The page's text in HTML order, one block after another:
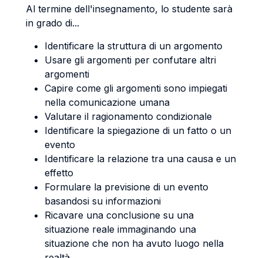
Al termine dell'insegnamento, lo studente sarà
in grado di...
Identificare la struttura di un argomento
Usare gli argomenti per confutare altri
argomenti
Capire come gli argomenti sono impiegati
nella comunicazione umana
Valutare il ragionamento condizionale
Identificare la spiegazione di un fatto o un
evento
Identificare la relazione tra una causa e un
effetto
Formulare la previsione di un evento
basandosi su informazioni
Ricavare una conclusione su una
situazione reale immaginando una
situazione che non ha avuto luogo nella